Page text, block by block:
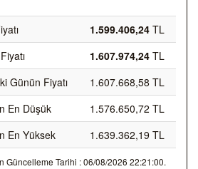
1.599.406,24 TL
1.607.974,24 TL
Günün Fiyatı
1.607.668,58 TL
En Düşük
1.576.650,72 TL
En Yüksek
1.639.362,19 TL
Güncelleme Tarihi : 06/08/2026 22:21:00.